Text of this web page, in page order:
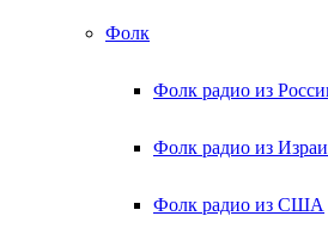
Фолк
Фолк радио из
Фолк радио из
Фолк радио из США